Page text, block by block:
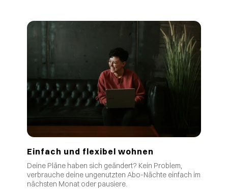
Einfach und flexibel wohnen
Deine Pläne haben sich geändert? Kein Problem,
verbrauche deine ungenutzten Abo-Nächte einfach im
nächsten Monat oder pausiere.